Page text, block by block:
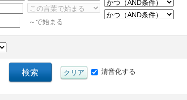
～で始まる
清音化する